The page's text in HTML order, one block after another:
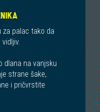
za palac tako da
dlana na vanjsku
strane šake,
i pričvrstite